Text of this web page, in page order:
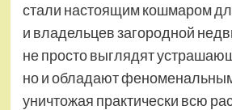
стали настоящим кошмаром
и владельцев загородной
не просто выглядят
но и обладают
уничтожая практически всю